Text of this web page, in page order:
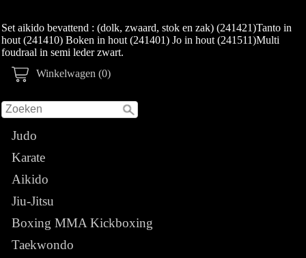
Winkelwagen (0)
Judo
Karate
Aikido
Jiu-Jitsu
Boxing MMA Kickboxing
Taekwondo
Set aikido bevattend : (dolk, zwaard, stok en zak) (241421)Tanto in
hout (241410) Boken in hout (241401) Jo in hout (241511)Multi
foudraal in semi leder zwart.